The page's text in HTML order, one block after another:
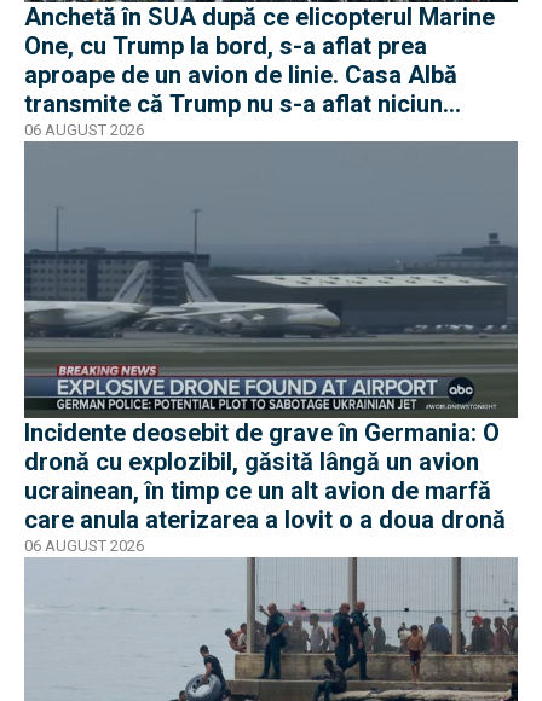
Anchetă în SUA după ce elicopterul Marine
One, cu Trump la bord, s-a aflat prea
aproape de un avion de linie. Casa Albă
transmite că Trump nu s-a aflat niciun
moment în pericol
06 AUGUST 2026
Incidente deosebit de grave în Germania: O
dronă cu explozibil, găsită lângă un avion
ucrainean, în timp ce un alt avion de marfă
care anula aterizarea a lovit o a doua dronă
06 AUGUST 2026